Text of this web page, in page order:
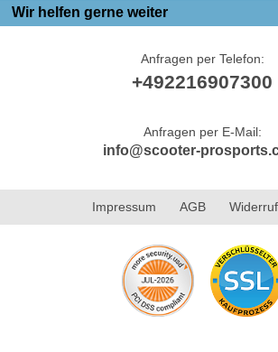
Wir helfen gerne weiter
Anfragen per Telefon:
+492216907300
Anfragen per E-Mail:
info@scooter-
Impressum AGB